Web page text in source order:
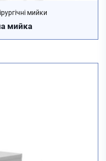
мийки
мийка